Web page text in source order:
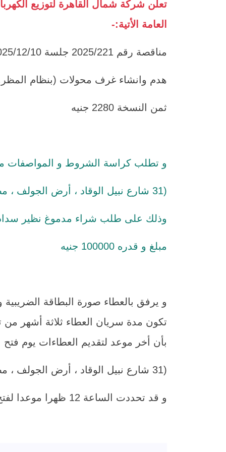
تعلن شركة شمال القاهرة لتوزيع
العامة الأتية:-
مناقصة رقم 2025/221 جلسة 2025/12/10
هدم وانشاء غرف محولات (بنظام
ثمن النسخة 2280 جنيه
و تطلب كراسة الشروط و المواصفات من
(31 شارع نبيل الوقاد ، أرض الجولف ، مصر الجديدة ، القاهرة)
وذلك على طلب شراء مدموغ نظير سداد
مبلغ و قدره 100000 جنيه
بأن أخر موعد لتقديم العطاءات يوم فتح المظاريف
(31 شارع نبيل الوقاد ، أرض الجولف ، مصر الجديدة ، القاهرة)
و قد تحددت الساعة 12 ظهرا موعدا لفتح المظاريف و تعتبر لائحة العقود و المشتريات بالشركة مكملة لهذا الإعلان.